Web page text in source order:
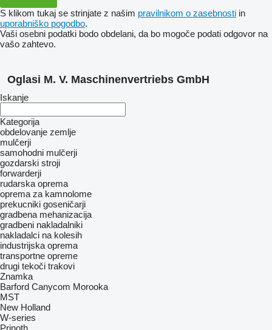
S klikom tukaj se strinjate z našim pravilnikom o zasebnosti in
uporabniško pogodbo.
Vaši osebni podatki bodo obdelani, da bo mogoče podati odgovor na
vašo zahtevo.
Oglasi M. V. Maschinenvertriebs GmbH
Iskanje
Kategorija
obdelovanje zemlje
mulčerji
samohodni mulčerji
gozdarski stroji
forwarderji
rudarska oprema
oprema za kamnolome
prekucniki goseničarji
gradbena mehanizacija
gradbeni nakladalniki
nakladalci na kolesih
industrijska oprema
transportne opreme
drugi tekoči trakovi
Znamka
Barford Canycom Morooka
MST
New Holland
W-series
Prinoth